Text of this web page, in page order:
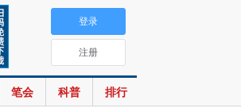
笔会 科普 排行
登录
注册